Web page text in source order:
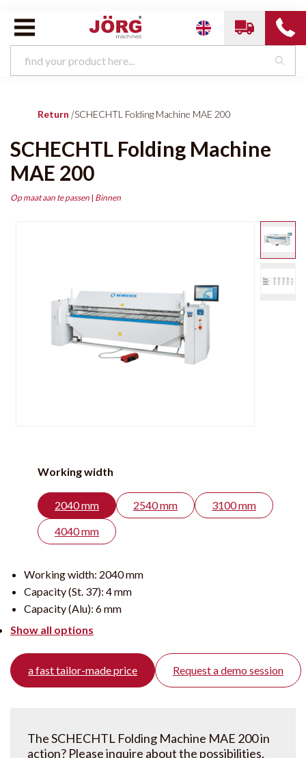
Return |SCHECHTL Folding Machine MAE 200
SCHECHTL Folding Machine
MAE 200
Op maat aan te passen | Binnen
Working width
2040 mm 2540 mm
3100 mm
4040 mm
Working width: 2040 mm
Capacity (St. 37): 4 mm
Capacity (Alu): 6 mm
Show all options
a fast tailor-made price Request a demo session
The SCHECHTL Folding Machine MAE 200 in
action? Please inquire about the possibilities.